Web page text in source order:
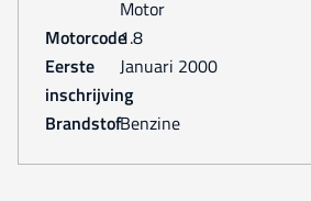
Motor
Motorcode 1.8
Eerste
inschrijving
januari 2000
Brandstof Benzine